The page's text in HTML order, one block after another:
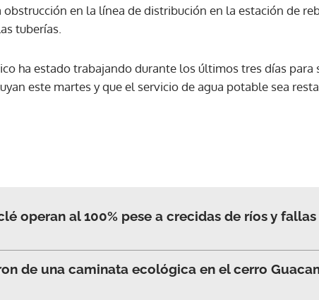
en la línea de distribución en la estación de
tuberías.
ha estado trabajando durante los últimos tres días para
este martes y que el servicio de agua potable sea
operan al 100% pese a crecidas de ríos y fallas
de una caminata ecológica en el cerro